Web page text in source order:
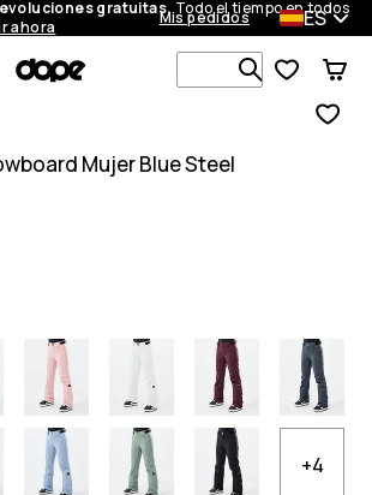
gratuitas.Todo el tiempo en todos
ahora Mis pedidos ES
Busca en
Mujer Blue Steel
5
+4